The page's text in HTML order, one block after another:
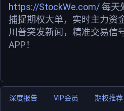
https://StockWe.com/每天
捕捉期权大单，实时主力资
川普突发新闻，精准交易信
APP！
深度报告 VIP会员 期权推荐